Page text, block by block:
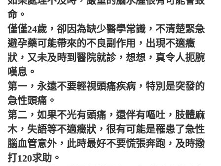
命。
僅僅24歲，卻因為缺少醫學常識，不清楚緊急
避孕藥可能帶來的不良副作用，出現不適癥
狀，又未及時到醫院就診，想想，真令人扼腕
嘆息。
第一，永遠不要輕視頭痛疾病，特別是突發的
急性頭痛。
第二，如果不光有頭痛，還伴有嘔吐，肢體麻
木，失語等不適癥狀，很有可能是罹患了急性
腦血管意外，此時最好不要慌張奔跑，及時撥
打120求助。